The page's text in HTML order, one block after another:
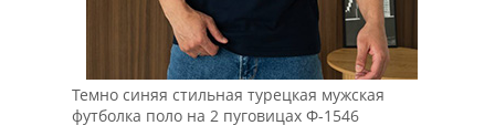
Темно синяя стильная турецкая мужская
футболка поло на 2 пуговицах Ф-1546